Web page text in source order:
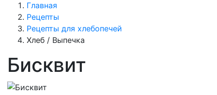
Главная
Рецепты
Рецепты для хлебопечей
Хлеб / Выпечка
Бисквит